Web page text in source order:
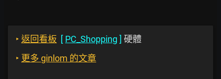
‣ 返回看板 [ PC_Shopping ] 硬體
‣ 更多 ginlom 的文章